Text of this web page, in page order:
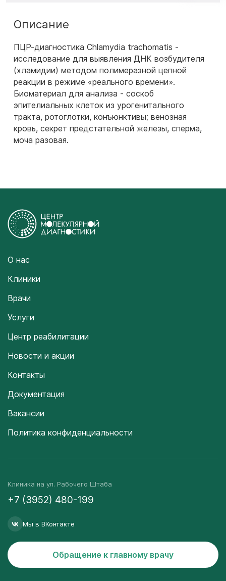
Описание
ПЦР-диагностика Chlamydia trachomatis -
исследование для выявления ДНК возбудителя
(хламидии) методом полимеразной цепной
реакции в режиме «реального времени».
Биоматериал для анализа - соскоб
эпителиальных клеток из урогенитального
тракта, ротоглотки, конъюнктивы; венозная
кровь, секрет предстательной железы, сперма,
моча разовая.
О нас
Клиники
Врачи
Услуги
Центр реабилитации
Новости и акции
Контакты
Документация
Вакансии
Политика конфиденциальности
Клиника на ул. Рабочего Штаба
+7 (3952) 480-199
Мы в ВКонтакте
Обращение к главному врачу